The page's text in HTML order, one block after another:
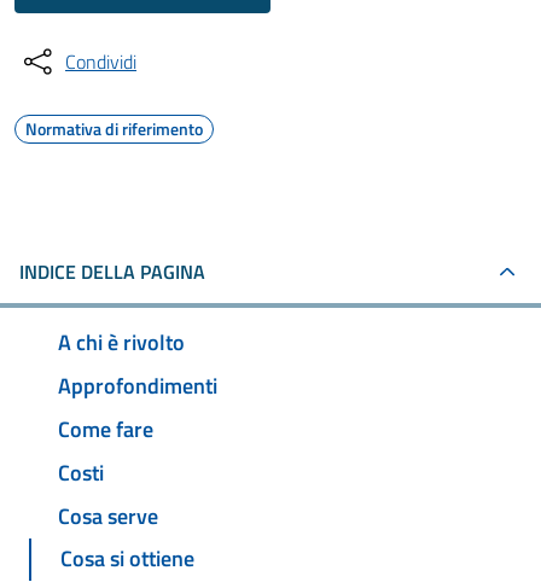
Condividi
Normativa di riferimento
INDICE DELLA PAGINA
A chi è rivolto
Approfondimenti
Come fare
Costi
Cosa serve
Cosa si ottiene